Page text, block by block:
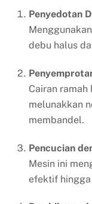
Penyedotan
debu halus
Cairan
melunakkan
membandel.
Pencucian
Mesin ini
efektif